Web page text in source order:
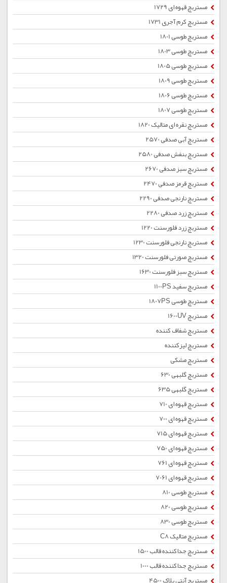
مستربچ قهوه ای 1729
مستربچ کرم آجری 1731
مستربچ طوسی 1801
مستربچ طوسی 1803
مستربچ طوسی 1805
مستربچ طوسی 1809
مستربچ طوسی 1806
مستربچ طوسی 1807
مستربچ نقره ای متالیک 1820
مستربچ آبی صدفی 2570
مستربچ بنفش صدفی 2580
مستربچ سبز صدفی 2670
مستربچ قرمز صدفی 2470
مستربچ نارنجی صدفی 2290
مستربچ زرد صدفی 2280
مستربچ زرد فلورسنت 1220
مستربچ نارنجی فلورسنت 1230
مستربچ صورتی فلورسنت 1320
مستربچ سبز فلورسنت 1630
مستربچ سفید 1100PS
مستربچ طوسی 1807PS
مستربچ 1600UV
مستربچ شفاف کننده
مستربچ لیزکننده
مستربچ مشکی
مستربچ گلبهی 630
مستربچ گلبهی 635
مستربچ قهوه ای 710
مستربچ قهوه ای 700
مستربچ قهوه ای 715
مستربچ قهوه ای 750
مستربچ قهوه ای 761
مستربچ قهوه ای 7061
مستربچ طوسی 810
مستربچ طوسی 820
مستربچ طوسی 830
مستربچ متالیک C8
مستربچ جداکننده قالب 1500
مستربچ جداکننده قالب 1000